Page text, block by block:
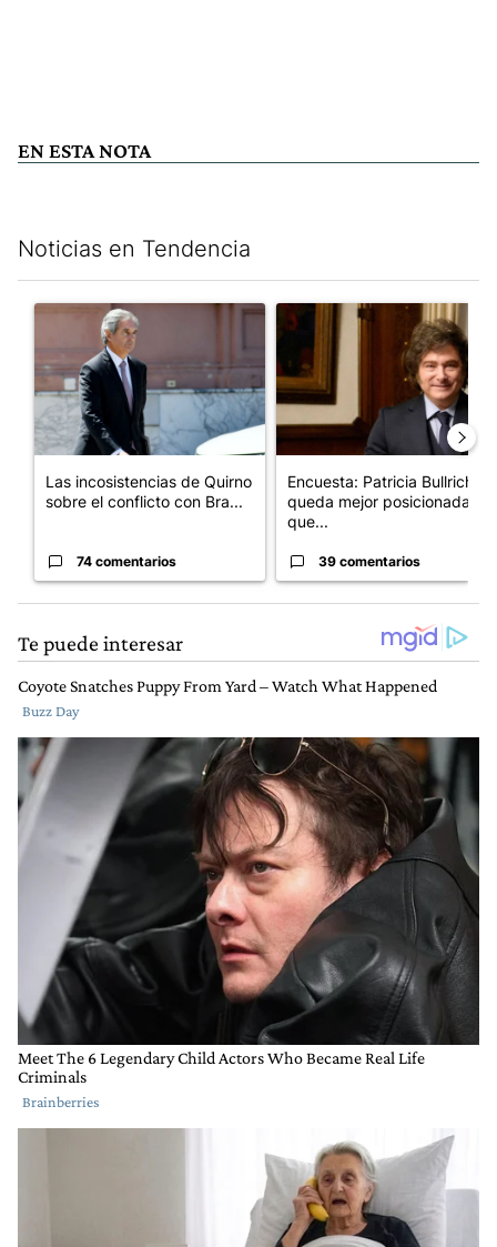
EN ESTA NOTA
Noticias en Tendencia
Un artículo de tendencia con el título "Las incosistencias de
Las incosistencias de Quirno
sobre el conflicto con Bra...
74 comentarios
Un artículo de tendencia con
Encuesta: Patricia Bullrich
queda mejor posicionada
que...
39 comentarios